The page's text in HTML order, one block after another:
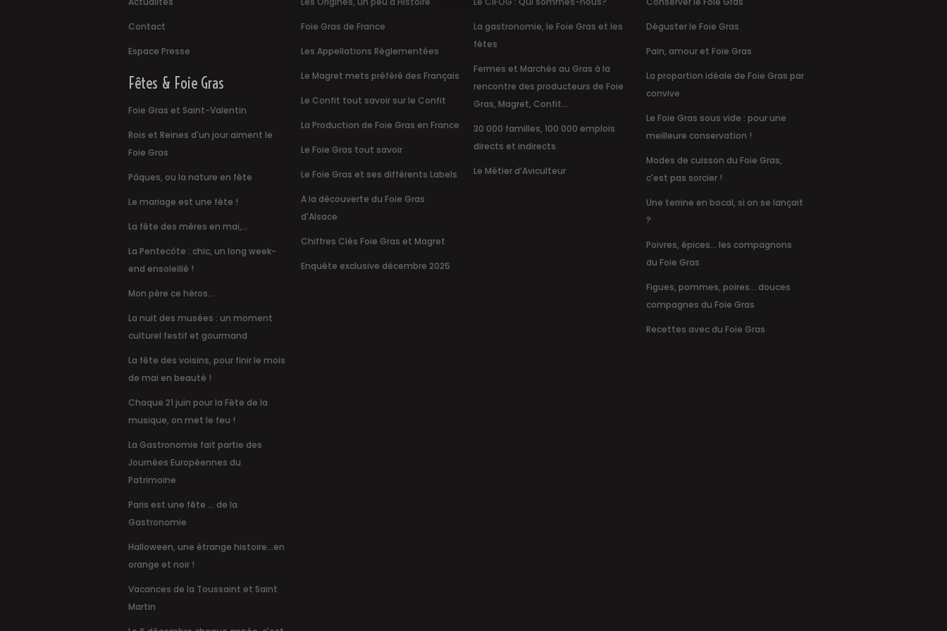
Contact
Espace Presse
Fêtes & Foie Gras
Foie Gras et Saint-Valentin
Rois et Reines d'un jour aiment le
Foie Gras
Pâques, ou la nature en fête
Le mariage est une fête !
La fête des mères en mai,...
La Pentecôte : chic, un long week-
end ensoleillé !
Mon père ce héros...
La nuit des musées : un moment
culturel festif et gourmand
La fête des voisins, pour finir le mois
de mai en beauté !
Chaque 21 juin pour la Fête de la
musique, on met le feu !
La Gastronomie fait partie des
Journées Européennes du
Patrimoine
Paris est une fête … de la
Gastronomie
Halloween, une étrange histoire...en
orange et noir !
Vacances de la Toussaint et Saint
Martin
Foie Gras de France
Les Appellations Réglementées
Le Magret mets préféré des Français
Le Confit tout savoir sur le Confit
La Production de Foie Gras en France
Le Foie Gras tout savoir
Le Foie Gras et ses différents Labels
A la découverte du Foie Gras
d'Alsace
Chiffres Clés Foie Gras et Magret
Enquête exclusive décembre 2025
La gastronomie, le Foie Gras et les
fêtes
Fermes et Marchés au Gras à la
rencontre des producteurs de Foie
Gras, Magret, Confit...
30 000 familles, 100 000 emplois
directs et indirects
Le Métier d’Aviculteur
Déguster le Foie Gras
Pain, amour et Foie Gras
La proportion idéale de Foie Gras par
convive
Le Foie Gras sous vide : pour une
meilleure conservation !
Modes de cuisson du Foie Gras,
c'est pas sorcier !
Une terrine en bocal, si on se lançait
?
Poivres, épices... les compagnons
du Foie Gras
Figues, pommes, poires... douces
compagnes du Foie Gras
Recettes avec du Foie Gras